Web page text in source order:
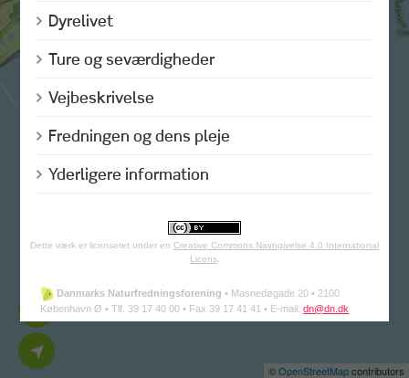
©OpenStreetMapcontributors
Dyrelivet
Ture og seværdigheder
Vejbeskrivelse
Fredningen og dens pleje
Yderligere information
Dette værk er licenseret under en Creative Commons Navngivelse 4.0 International
Licens.
Danmarks Naturfredningsforening • Masnedøgade 20 • 2100
København Ø • Tlf. 39 17 40 00 • Fax 39 17 41 41 • E-mail:dn@dn.dk